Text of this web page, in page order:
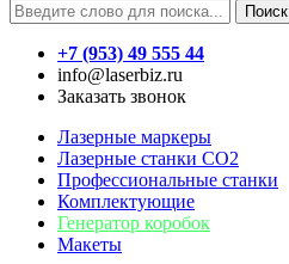
Поиск
+7 (953) 49 555 44
info@laserbiz.ru
Заказать звонок
Лазерные маркеры
Лазерные станки CO2
Профессиональные станки
Комплектующие
Генератор коробок
Макеты